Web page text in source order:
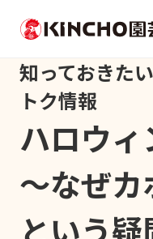
知っておきた
トク情報
ハロウ
～なぜカ
という